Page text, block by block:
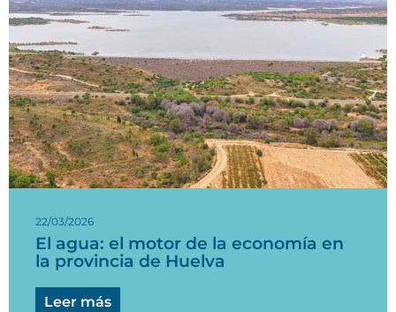
22/03/2026
El agua: el motor de la economía en
la provincia de Huelva
Leer más